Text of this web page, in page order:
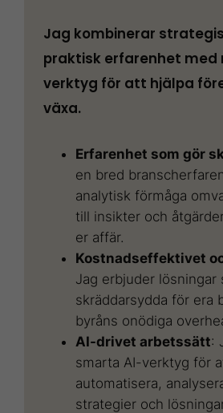
Jag kombinerar
praktisk erfarenhet med
verktyg för att hjälpa
växa.
Erfarenhet som gör
en bred
analytisk förmåga
till insikter och
er affär.
Kostnadseffektivet
Jag erbjuder lösningar
skräddarsydda för era
byråns onödiga
AI-drivet arbetssätt:
smarta AI-verktyg för
automatisera,
strategier och